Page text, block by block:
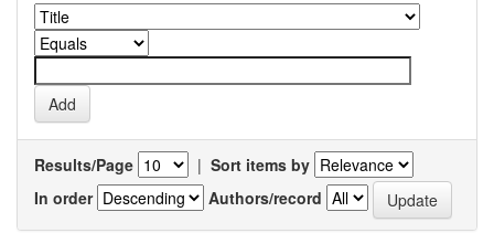
Results/Page | Sort items by
In order
Authors/record